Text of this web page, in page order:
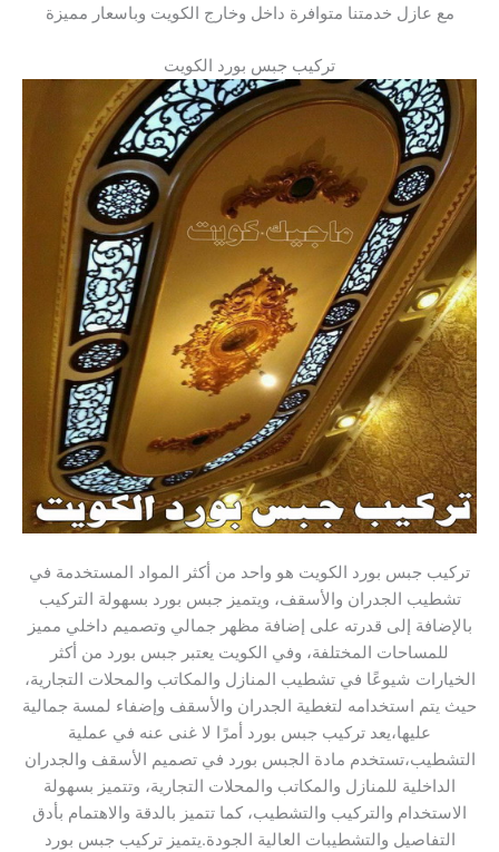
مع عازل خدمتنا متوافرة داخل وخارج الكويت وباسعار مميزة
تركيب جبس بورد الكويت
تركيب جبس بورد الكويت هو واحد من أكثر المواد المستخدمة في
تشطيب الجدران والأسقف، ويتميز جبس بورد بسهولة التركيب
بالإضافة إلى قدرته على إضافة مظهر جمالي وتصميم داخلي مميز
للمساحات المختلفة، وفي الكويت يعتبر جبس بورد من أكثر
الخيارات شيوعًا في تشطيب المنازل والمكاتب والمحلات التجارية،
حيث يتم استخدامه لتغطية الجدران والأسقف وإضفاء لمسة جمالية
عليها،يعد تركيب جبس بورد أمرًا لا غنى عنه في عملية
التشطيب،تستخدم مادة الجبس بورد في تصميم الأسقف والجدران
الداخلية للمنازل والمكاتب والمحلات التجارية، وتتميز بسهولة
الاستخدام والتركيب والتشطيب، كما تتميز بالدقة والاهتمام بأدق
التفاصيل والتشطيبات العالية الجودة.يتميز تركيب جبس بورد